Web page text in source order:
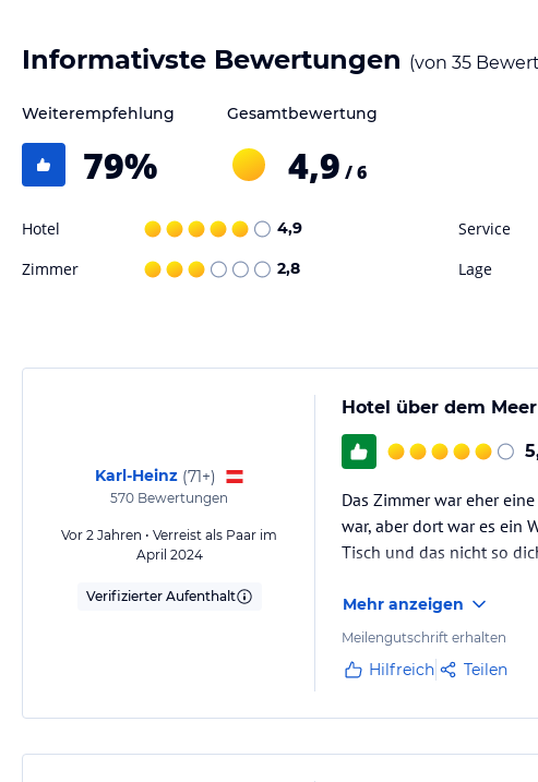
Informativste Bewertungen (von 35
Weiterempfehlung
79%
Gesamtbewertung
4,9 / 6
Hotel 4,9 Service
Zimmer 2,8 Lage
Karl-Heinz (71+)
570 Bewertungen
Vor 2 Jahren • Verreist als Paar im
April 2024
Verifizierter Aufenthalt
Hotel über dem Meer
Das Zimmer war eher
war, aber dort war es ein
Tisch und das nicht so
Mehr anzeigen
Meilengutschrift erhalten
Hilfreich Teilen